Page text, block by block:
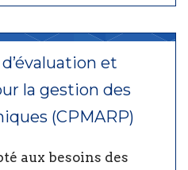
et
la gestion des
(CPMARP)
aux besoins des